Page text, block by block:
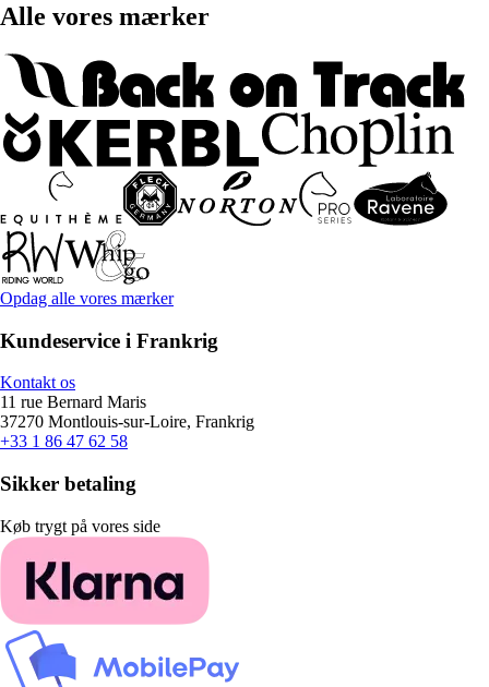
Alle vores mærker
Opdag alle vores mærker
Kundeservice i Frankrig
Kontakt os
11 rue Bernard Maris
37270 Montlouis-sur-Loire, Frankrig
+33 1 86 47 62 58
Sikker betaling
Køb trygt på vores side